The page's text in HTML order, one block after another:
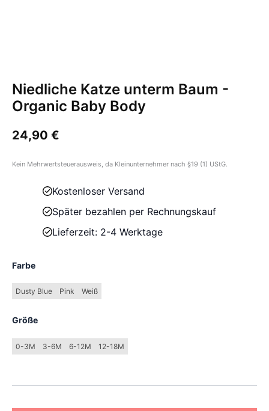
Niedliche Katze unterm Baum -
Organic Baby Body
24,90 €
Kein Mehrwertsteuerausweis, da Kleinunternehmer nach §19 (1) UStG.
Kostenloser Versand
Später bezahlen per Rechnungskauf
Lieferzeit: 2-4 Werktage
Farbe
Dusty Blue Pink Weiß
Größe
0-3M 3-6M 6-12M 12-18M